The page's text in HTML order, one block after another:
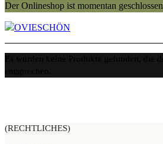
Der Onlineshop ist momentan geschlossen
(RECHTLICHES)